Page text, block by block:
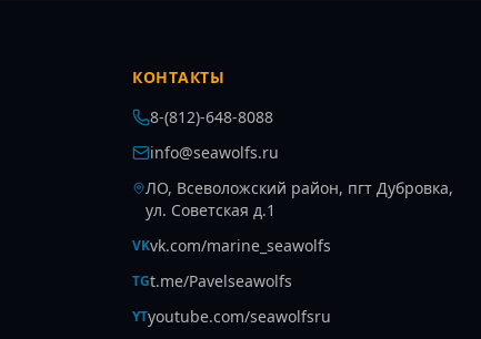
КОНТАКТЫ
8-(812)-648-8088
info@seawolfs.ru
ЛО, Всеволожский район, пгт Дубровка,
ул. Советская д.1
VKvk.com/marine_seawolfs
TGt.me/Pavelseawolfs
YTyoutube.com/seawolfsru